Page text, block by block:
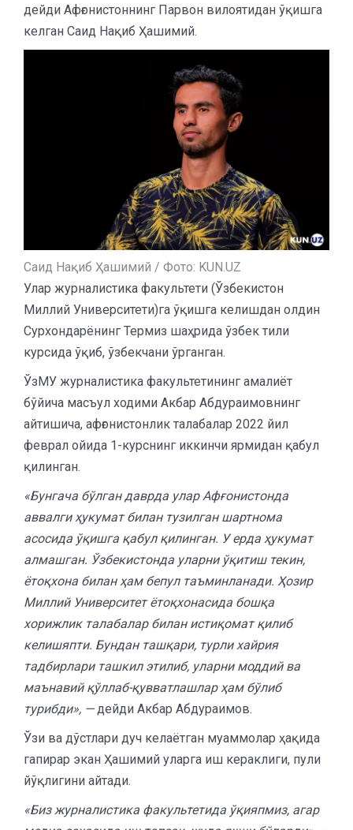
дейди Афғонистоннинг Парвон вилоятидан ўқишга
келган Саид Нақиб Ҳашимий.
Саид Нақиб Ҳашимий / Фото: KUN.UZ
Улар журналистика факультети (Ўзбекистон
Миллий Университети)га ўқишга келишдан олдин
Сурхондарёнинг Термиз шаҳрида ўзбек тили
курсида ўқиб, ўзбекчани ўрганган.
ЎзМУ журналистика факультетининг амалиёт
бўйича масъул ходими Акбар Абдураимовнинг
айтишича, афғонистонлик талабалар 2022 йил
феврал ойида 1-курснинг иккинчи ярмидан қабул
қилинган.
«Бунгача бўлган даврда улар Афғонистонда
аввалги ҳукумат билан тузилган шартнома
асосида ўқишга қабул қилинган. У ерда ҳукумат
алмашган. Ўзбекистонда уларни ўқитиш текин,
ётоқхона билан ҳам бепул таъминланади. Ҳозир
Миллий Университет ётоқхонасида бошқа
хорижлик талабалар билан истиқомат қилиб
келишяпти. Бундан ташқари, турли хайрия
тадбирлари ташкил этилиб, уларни моддий ва
маънавий қўллаб-қувватлашлар ҳам бўлиб
турибди», —дейди Акбар Абдураимов.
Ўзи ва дўстлари дуч келаётган муаммолар ҳақида
гапирар экан Ҳашимий уларга иш кераклиги, пули
йўқлигини айтади.
«Биз журналистика факультетида ўқияпмиз, агар